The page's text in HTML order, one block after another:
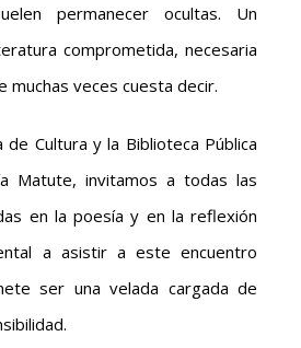
permanecer ocultas. Un
comprometida, necesaria
muchas veces cuesta decir.
de Cultura y la Biblioteca Pública
Matute, invitamos a todas las
en la poesía y en la reflexión
a asistir a este encuentro
ser una velada cargada de